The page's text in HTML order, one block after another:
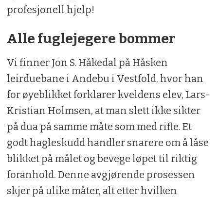
profesjonell hjelp!
Alle fuglejegere bommer
Vi finner Jon S. Håkedal på Håsken
leirduebane i Andebu i Vestfold, hvor han
for øyeblikket forklarer kveldens elev, Lars-
Kristian Holmsen, at man slett ikke sikter
på dua på samme måte som med rifle. Et
godt hagleskudd handler snarere om å låse
blikket på målet og bevege løpet til riktig
foranhold. Denne avgjørende prosessen
skjer på ulike måter, alt etter hvilken